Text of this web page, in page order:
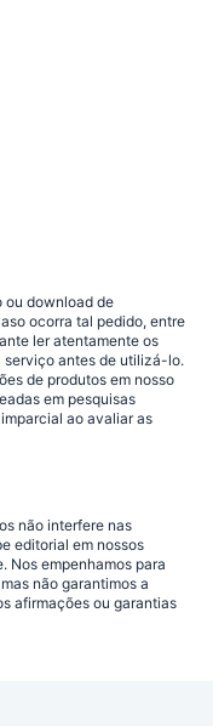
ou download de
ocorra tal pedido, entre
ler atentamente os
serviço antes de utilizá-lo.
de produtos em nosso
em pesquisas
ao avaliar as
não interfere nas
editorial em nossos
Nos empenhamos para
não garantimos a
afirmações ou garantias